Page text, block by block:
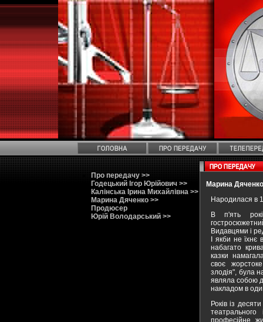
Про передачу >>
Годецький Ігор Юрійович >>
Калінська Ірина Михайлівна >>
Марина Дяченко >>
Продюсер
Юрій Володарський >>
Марина Дяченко
Народилася в
В п'ять
Видавцями і
І якби не
набагато
казки
своє
злодія", була
являла собою
накладом в
Років із
професійне